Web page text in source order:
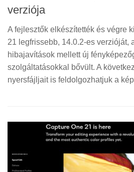
verziója
A fejlesztők elkészítették és végre
21 legfrissebb, 14.0.2-es verzióját,
hibajavítások mellett új
szolgáltatásokkal bővült. A
nyersfájljait is feldolgozhatjuk a